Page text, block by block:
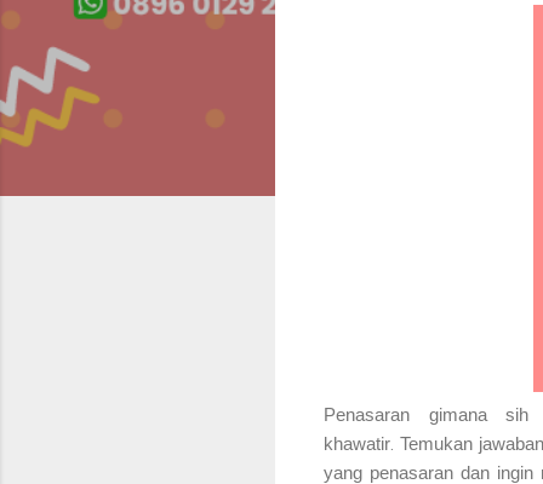
Penasaran gimana
khawatir Temukan
yang penasaran dan